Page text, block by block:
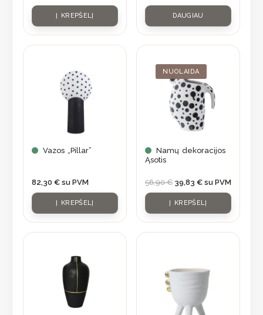
Į KREPŠELĮ DAUGIAU
Vazos „Pillar”
82,30 € su PVM
Į KREPŠELĮ
NUOLAIDA
Namų dekoracijos
Ąsotis
56,90€
was:
56,90 €.
39,83 €
is:
su PVM
Į KREPŠELĮ